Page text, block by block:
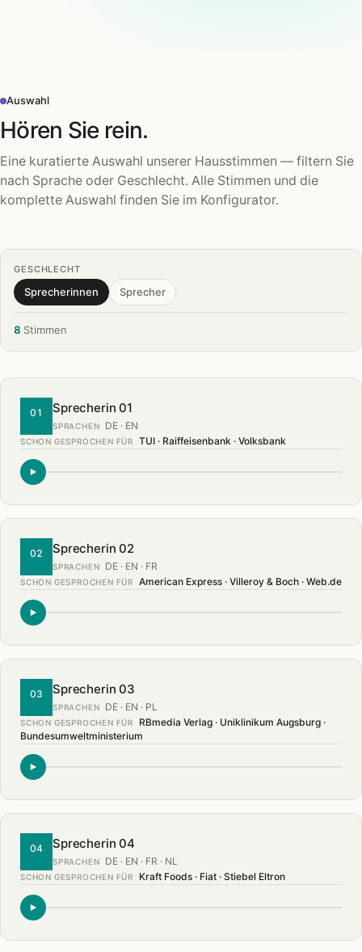
Auswahl
Hören Sie rein.
Eine kuratierte Auswahl unserer Hausstimmen — filtern Sie
nach Sprache oder Geschlecht. Alle Stimmen und die
komplette Auswahl finden Sie im Konfigurator.
GESCHLECHT
Sprecherinnen Sprecher
8 Stimmen
01 Sprecherin 01
SPRACHEN DE · EN
SCHON GESPROCHEN FÜR TUI · Raiffeisenbank · Volksbank
02 Sprecherin 02
SPRACHEN DE · EN · FR
SCHON GESPROCHEN FÜR American Express · Villeroy & Boch · Web.de
03 Sprecherin 03
SPRACHEN DE · EN · PL
SCHON GESPROCHEN FÜR
RBmedia Verlag · Uniklinikum Augsburg ·
Bundesumweltministerium
04 Sprecherin 04
SPRACHEN DE · EN · FR · NL
SCHON GESPROCHEN FÜR Kraft Foods · Fiat · Stiebel Eltron